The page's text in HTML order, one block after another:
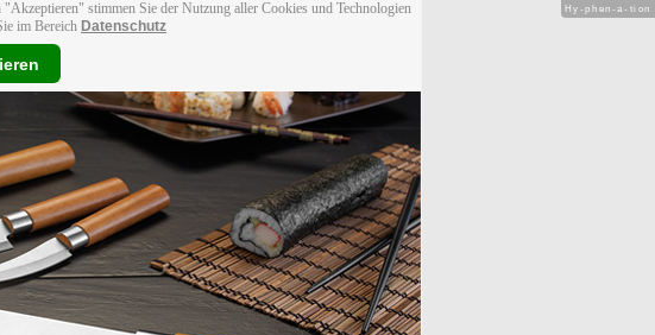
stimmen Sie der Nutzung aller Cookies und Technologien
im Bereich Datenschutz
Hy-phen-a-tion